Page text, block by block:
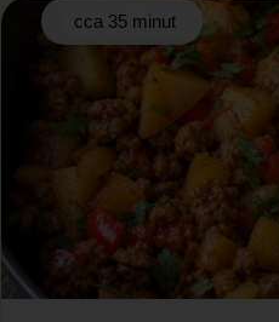
cca 35 minut